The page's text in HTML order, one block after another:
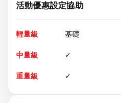
活動優惠設定協助
基礎
✓
✓